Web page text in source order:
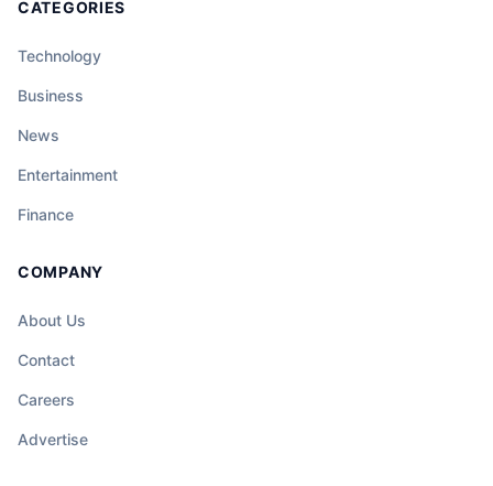
CATEGORIES
Technology
Business
News
Entertainment
Finance
COMPANY
About Us
Contact
Careers
Advertise